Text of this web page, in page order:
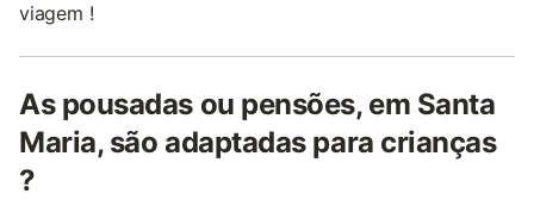
viagem !
As pousadas ou pensões, em Santa
Maria, são adaptadas para crianças
?